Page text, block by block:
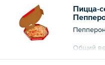
Пицца-
Общий